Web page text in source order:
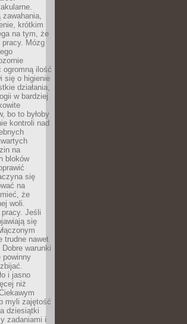
krótkim
na tym, że
pracy. Mózg
ogromną ilość
się o higienie
działania,
w bardziej
bo to byłoby
kontroli nad
na
bloków
się
na
że
woli.
Jeśli
się
trudne nawet
warunki
powinny
i jasno
niż
myli zajętość
dziesiątki
zadaniami i